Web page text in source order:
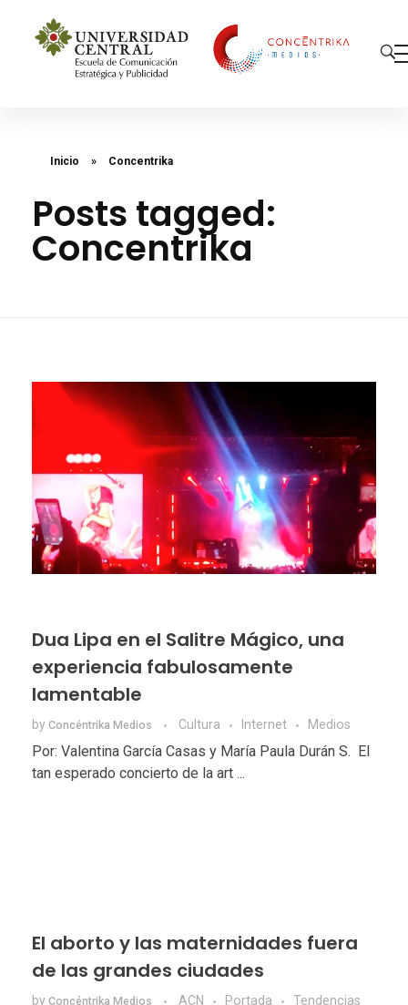
Inicio » Concentrika
Posts tagged:
Concentrika
Dua Lipa en el Salitre Mágico, una
experiencia fabulosamente
lamentable
by Concéntrika Medios Cultura Internet Medios
Por: Valentina García Casas y María Paula Durán S. El
tan esperado concierto de la art ...
El aborto y las maternidades fuera
de las grandes ciudades
by Concéntrika Medios ACN Portada Tendencias